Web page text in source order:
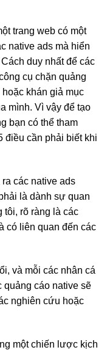
trang web có một
native ads mà hiển
duy nhất để các
cụ chặn quảng
khán giả mục
mình. Vì vậy để tạo
bạn có thể tham
điều cần phải biết khi
các native ads
là dành sự quan
tôi, rõ ràng là các
có liên quan đến các
và mỗi các nhân cá
quảng cáo native sẽ
nghiên cứu hoặc
một chiến lược kịch